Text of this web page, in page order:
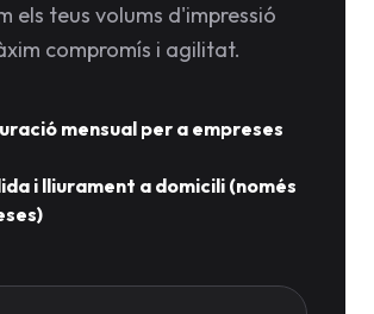
els teus volums d'impressió
compromís i agilitat.
mensual per a empreses
i lliurament a domicili (només